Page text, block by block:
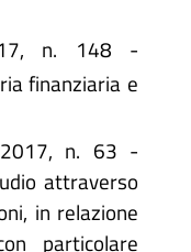
n. 148 -
finanziaria e
2017, n. 63 -
attraverso
in relazione
particolare